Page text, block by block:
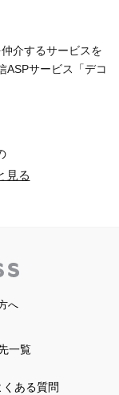
介するサービスを
ASPサービス「デコ
見る
へ
一覧
くある質問